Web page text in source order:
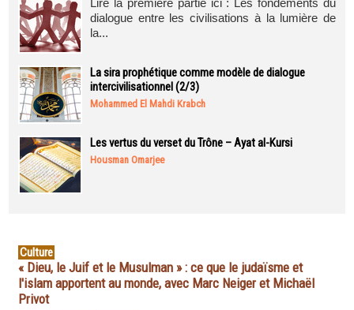
Lire la première partie ici : Les fondements du
dialogue entre les civilisations à la lumière de
la...
La sira prophétique comme modèle de dialogue
intercivilisationnel (2/3)
Mohammed El Mahdi Krabch
Les vertus du verset du Trône – Ayat al-Kursi
Housman Omarjee
Culture
« Dieu, le Juif et le Musulman » : ce que le judaïsme et
l'islam apportent au monde, avec Marc Neiger et Michaël
Privot